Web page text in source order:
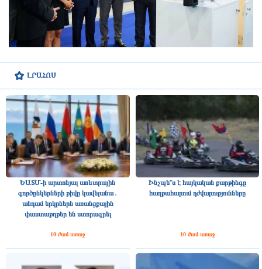
ԼՐԱՀՈՍ
ԵԱՏՄ-ի արտոնյալ առևտրային
գործընկերների թիվը կավելանա․
անդամ երկրներն առանցքային
փաստաթղթեր են ստորագրել
10 ժամ առաջ
Ինչպե՞ս է հայկական քարթինգը
հաղթահարում դժվարությունները
10 ժամ առաջ